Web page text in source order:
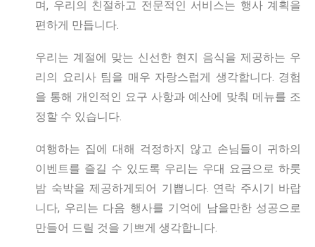
며, 우리의 친절하고 전문적인 서비스는 행사 계획을
편하게 만듭니다.
우리는 계절에 맞는 신선한 현지 음식을 제공하는 우
리의 요리사 팀을 매우 자랑스럽게 생각합니다. 경험
을 통해 개인적인 요구 사항과 예산에 맞춰 메뉴를 조
정할 수 있습니다.
여행하는 집에 대해 걱정하지 않고 손님들이 귀하의
이벤트를 즐길 수 있도록 우리는 우대 요금으로 하룻
밤 숙박을 제공하게되어 기쁩니다. 연락 주시기 바랍
니다, 우리는 다음 행사를 기억에 남을만한 성공으로
만들어 드릴 것을 기쁘게 생각합니다.